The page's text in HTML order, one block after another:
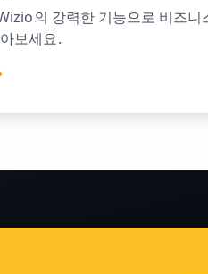
의 강력한 기능으로 비즈니
보세요.